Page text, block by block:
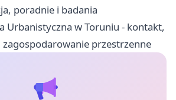
poradnie i badania
Urbanistyczna w Toruniu - kontakt,
przestrzenne